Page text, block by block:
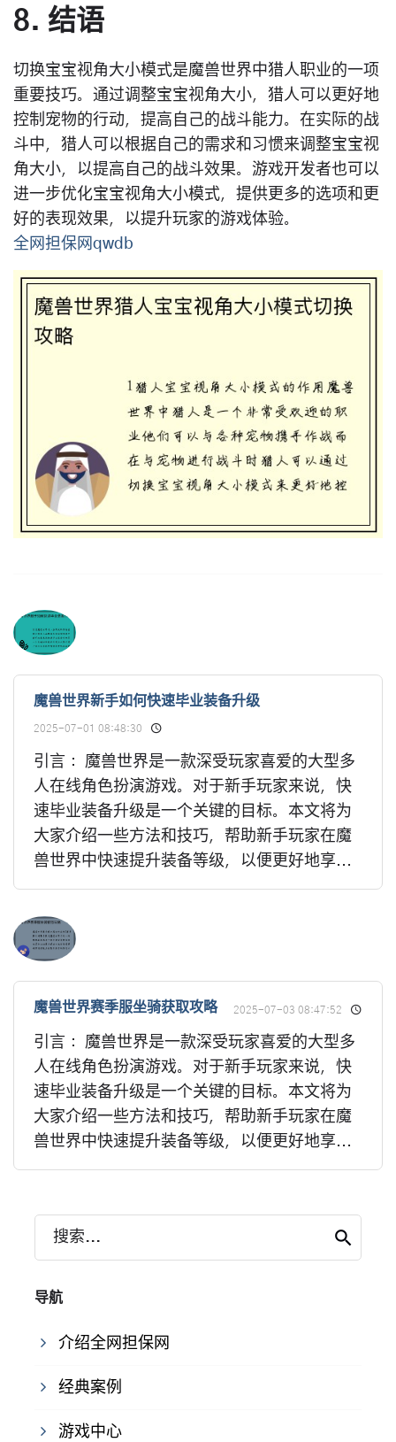
8. 结语
切换宝宝视角大小模式是魔兽世界中猎人职业的一项
重要技巧。通过调整宝宝视角大小，猎人可以更好地
控制宠物的行动，提高自己的战斗能力。在实际的战
斗中，猎人可以根据自己的需求和习惯来调整宝宝视
角大小，以提高自己的战斗效果。游戏开发者也可以
进一步优化宝宝视角大小模式，提供更多的选项和更
好的表现效果，以提升玩家的游戏体验。
全网担保网qwdb
魔兽世界新手如何快速毕业装备升级
2025-07-01 08:48:30
引言： 魔兽世界是一款深受玩家喜爱的大型多
人在线角色扮演游戏。对于新手玩家来说，快
速毕业装备升级是一个关键的目标。本文将为
大家介绍一些方法和技巧，帮助新手玩家在魔
兽世界中快速提升装备等级，以便更好地享...
魔兽世界赛季服坐骑获取攻略 2025-07-03 08:47:52
引言： 魔兽世界是一款深受玩家喜爱的大型多
人在线角色扮演游戏。对于新手玩家来说，快
速毕业装备升级是一个关键的目标。本文将为
大家介绍一些方法和技巧，帮助新手玩家在魔
兽世界中快速提升装备等级，以便更好地享...
搜索...
导航
介绍全网担保网
经典案例
游戏中心